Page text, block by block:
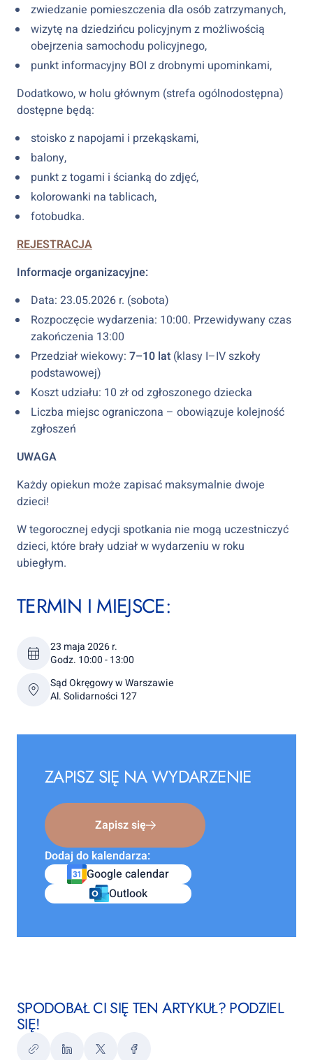
zwiedzanie pomieszczenia dla osób zatrzymanych,
wizytę na dziedzińcu policyjnym z możliwością
obejrzenia samochodu policyjnego,
punkt informacyjny BOI z drobnymi upominkami,
Dodatkowo, w holu głównym (strefa ogólnodostępna)
dostępne będą:
stoisko z napojami i przekąskami,
balony,
punkt z togami i ścianką do zdjęć,
kolorowanki na tablicach,
fotobudka.
REJESTRACJA
Informacje organizacyjne:
Data: 23.05.2026 r. (sobota)
Rozpoczęcie wydarzenia: 10:00. Przewidywany czas
zakończenia 13:00
Przedział wiekowy: 7–10 lat (klasy I–IV szkoły
podstawowej)
Koszt udziału: 10 zł od zgłoszonego dziecka
Liczba miejsc ograniczona – obowiązuje kolejność
zgłoszeń
UWAGA
Każdy opiekun może zapisać maksymalnie dwoje
dzieci!
W tegorocznej edycji spotkania nie mogą uczestniczyć
dzieci, które brały udział w wydarzeniu w roku
ubiegłym.
TERMIN I MIEJSCE:
23 maja 2026 r.
Godz. 10:00 - 13:00
Sąd Okręgowy w Warszawie
Al. Solidarności 127
ZAPISZ SIĘ NA WYDARZENIE
Zapisz się
Dodaj do kalendarza:
Google calendar
Outlook
SPODOBAŁ CI SIĘ TEN ARTYKUŁ? PODZIEL
SIĘ!
KopiujLinkedInTwitter Facebook